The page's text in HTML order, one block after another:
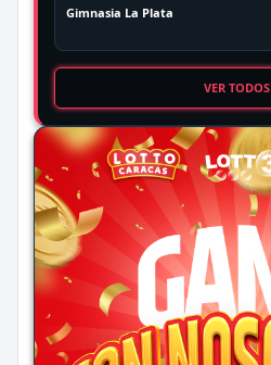
Gimnasia La Plata
VER TODOS